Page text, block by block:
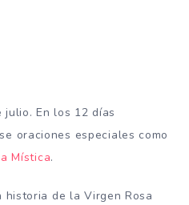
julio.En los 12 días
oraciones especiales como
Mística.
de la Virgen Rosa